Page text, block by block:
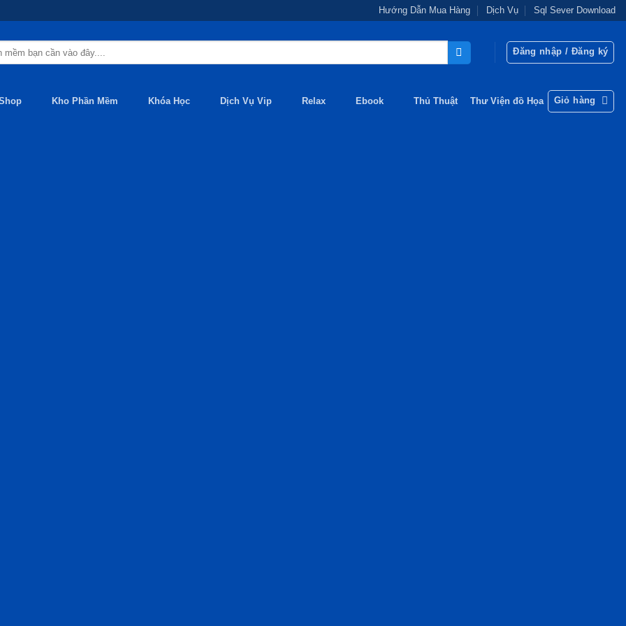
Hướng Dẫn Mua Hàng Dịch Vụ Sql Sever Download
Đăng nhập / Đăng ký
Kho Phần Mềm Khóa Học Dịch Vụ Vip Relax Ebook Thủ Thuật Thư Viện đồ Họa Giỏ hàng